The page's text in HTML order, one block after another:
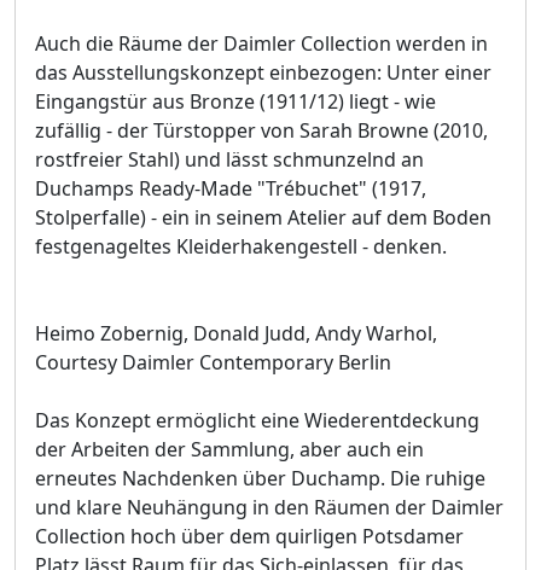
Auch die Räume der Daimler Collection werden in
das Ausstellungskonzept einbezogen: Unter einer
Eingangstür aus Bronze (1911/12) liegt - wie
zufällig - der Türstopper von Sarah Browne (2010,
rostfreier Stahl) und lässt schmunzelnd an
Duchamps Ready-Made "Trébuchet" (1917,
Stolperfalle) - ein in seinem Atelier auf dem Boden
festgenageltes Kleiderhakengestell - denken.
Heimo Zobernig, Donald Judd, Andy Warhol,
Courtesy Daimler Contemporary Berlin
Das Konzept ermöglicht eine Wiederentdeckung
der Arbeiten der Sammlung, aber auch ein
erneutes Nachdenken über Duchamp. Die ruhige
und klare Neuhängung in den Räumen der Daimler
Collection hoch über dem quirligen Potsdamer